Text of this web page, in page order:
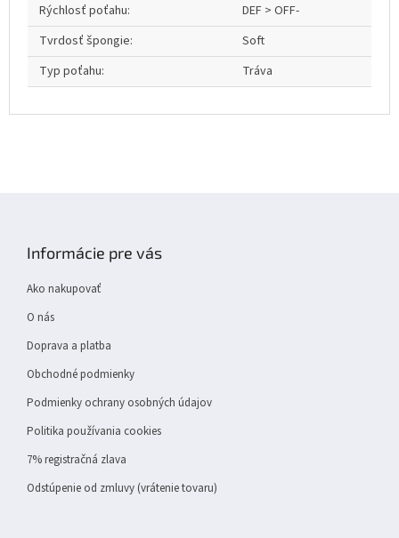
Rýchlosť poťahu:
DEF > OFF-
Tvrdosť špongie:
Soft
Typ poťahu: Tráva
Informácie pre vás
Ako nakupovať
O nás
Doprava a platba
Obchodné podmienky
Podmienky ochrany osobných údajov
Politika používania cookies
7% registračná zlava
Odstúpenie od zmluvy (vrátenie tovaru)